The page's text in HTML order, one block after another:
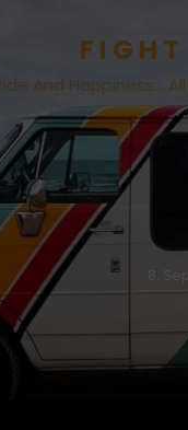
And Happiness…
8.